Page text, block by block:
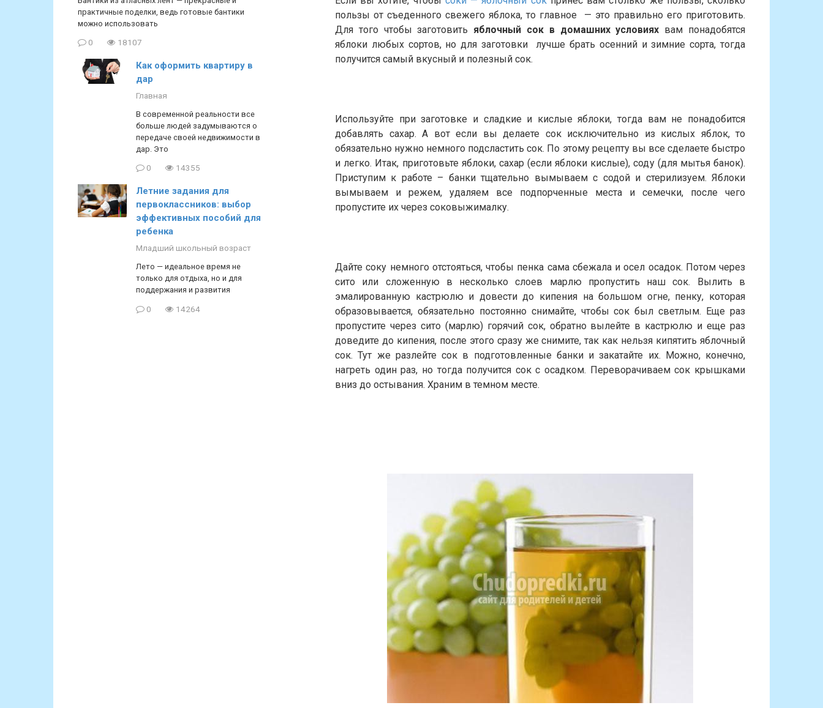
пользы от съеденного свежего яблока, то главное — это правильно его приготовить.
Для того чтобы заготовить яблочный сок в домашних условиях вам понадобятся
яблоки любых сортов, но для заготовки лучше брать осенний и зимние сорта, тогда
получится самый вкусный и полезный сок.
Используйте при заготовке и сладкие и кислые яблоки, тогда вам не понадобится
добавлять сахар. А вот если вы делаете сок исключительно из кислых яблок, то
обязательно нужно немного подсластить сок. По этому рецепту вы все сделаете быстро
и легко. Итак, приготовьте яблоки, сахар (если яблоки кислые), соду (для мытья банок).
Приступим к работе – банки тщательно вымываем с содой и стерилизуем. Яблоки
вымываем и режем, удаляем все подпорченные места и семечки, после чего
пропустите их через соковыжималку.
Дайте соку немного отстояться, чтобы пенка сама сбежала и осел осадок. Потом через
сито или сложенную в несколько слоев марлю пропустить наш сок. Вылить в
эмалированную кастрюлю и довести до кипения на большом огне, пенку, которая
образовывается, обязательно постоянно снимайте, чтобы сок был светлым. Еще раз
пропустите через сито (марлю) горячий сок, обратно вылейте в кастрюлю и еще раз
доведите до кипения, после этого сразу же снимите, так как нельзя кипятить яблочный
сок. Тут же разлейте сок в подготовленные банки и закатайте их. Можно, конечно,
нагреть один раз, но тогда получится сок с осадком. Переворачиваем сок крышками
вниз до остывания. Храним в темном месте.
практичные поделки, ведь готовые бантики
можно использовать
0 18107
Как оформить квартиру в
дар
Главная
В современной реальности все
больше людей задумываются о
передаче своей недвижимости в
дар. Это
0 14355
Летние задания для
первоклассников: выбор
эффективных пособий для
ребенка
Младший школьный возраст
Лето — идеальное время не
только для отдыха, но и для
поддержания и развития
0 14264